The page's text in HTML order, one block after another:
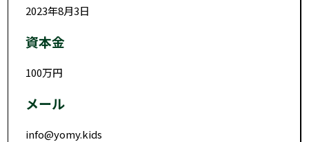
2023年8月3日
資本金
100万円
メール
info@yomy.kids